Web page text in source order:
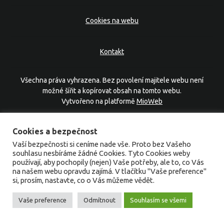
Cookies na webu
Kontakt
Všechna práva vyhrazena. Bez povolení majitele webu není
možné šířit a kopírovat obsah na tomto webu.
Vytvořeno na platformě MioWeb
Cookies a bezpečnost
Vaší bezpečnosti si ceníme nade vše. Proto bez Vašeho
souhlasu nesbíráme žádné Cookies. Tyto Cookies weby
používají, aby pochopily (nejen) Vaše potřeby, ale to, co Vás
na našem webu opravdu zajímá. V tlačítku "Vaše preference"
si, prosím, nastavte, co o Vás můžeme vědět.
Vaše preference Odmítnout Souhlasím se všemi